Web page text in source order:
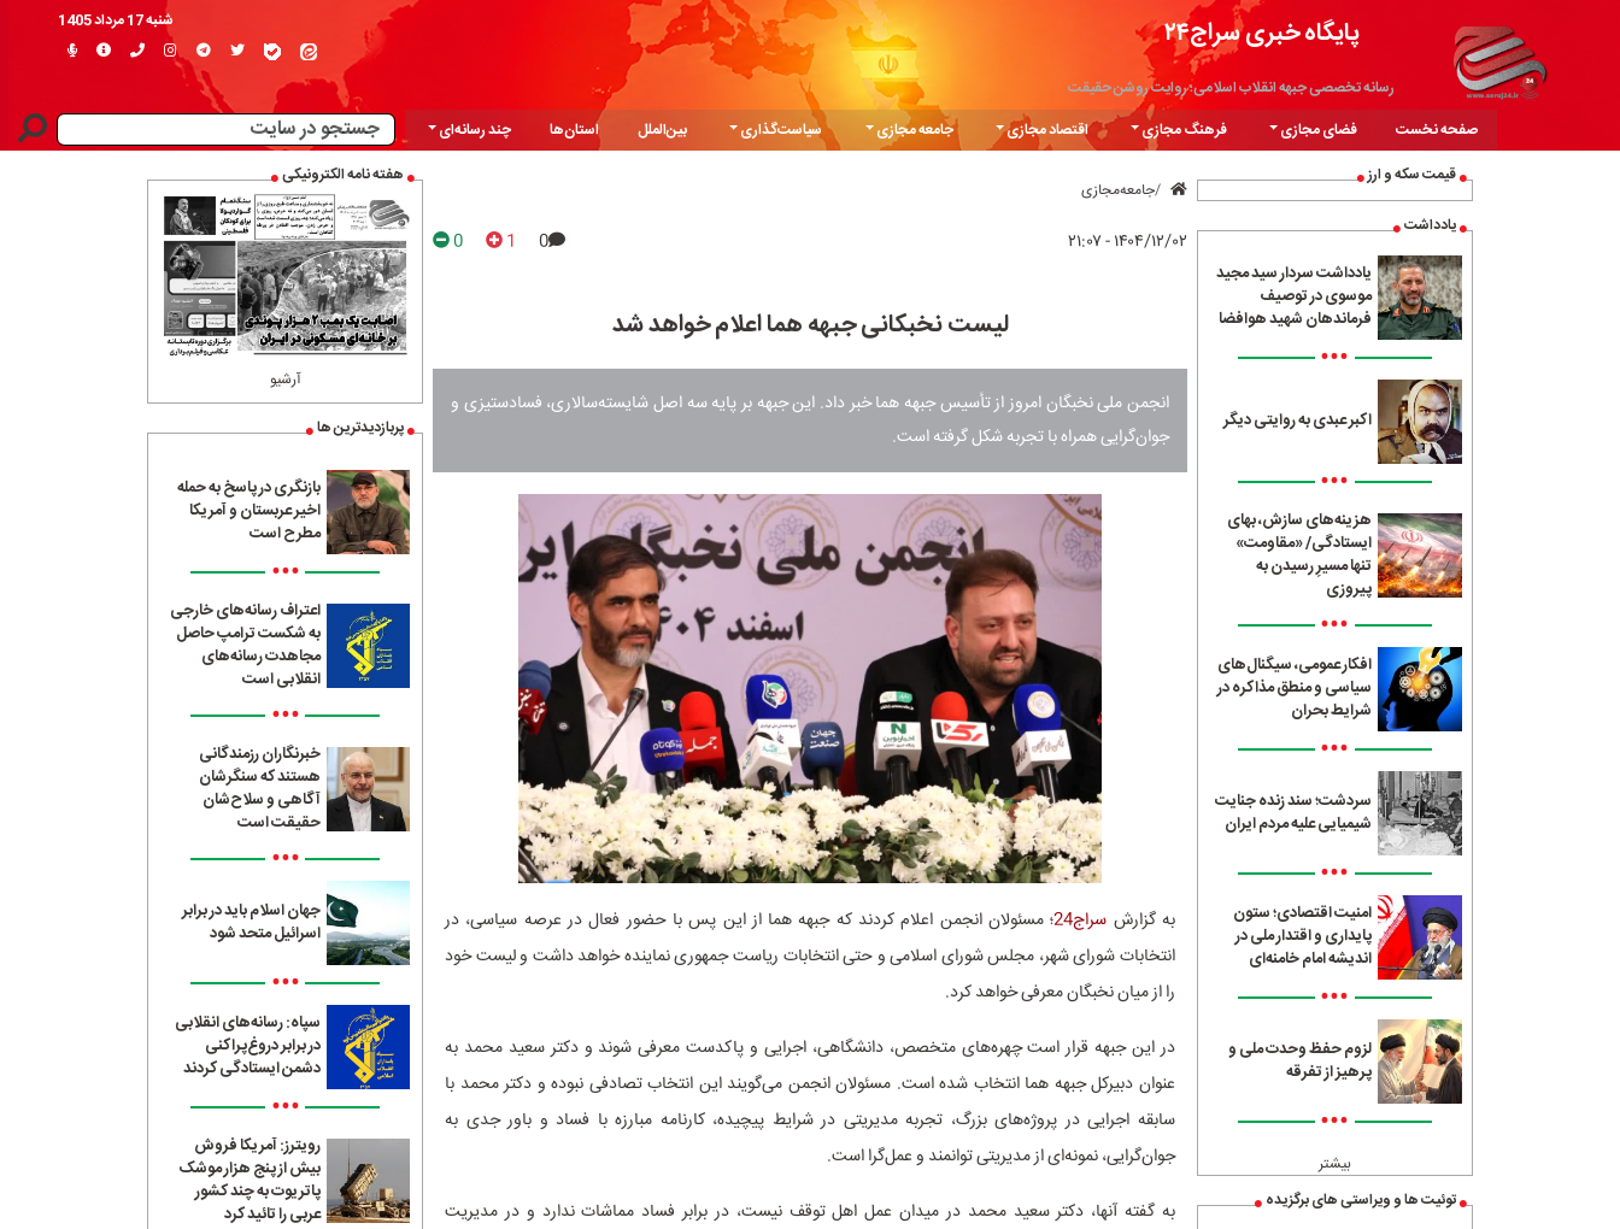
پایگاه خبری سراج۲۴
رسانه تخصصی جبهه انقلاب اسلامی؛ روایت روشن حقیقت
شنبه 17 مرداد 1405
صفحه نخست فضای مجازی فرهنگ مجازی اقتصاد مجازی جامعه مجازی سیاست‌گذاری بین‌الملل استان‌ها
چند رسانه‌ای
قیمت سکه و ارز
یادداشت
یادداشت سردار سید مجید
موسوی در توصیف
فرماندهان شهید هوافضا
•••
اکبر عبدی به روایتی دیگر
•••
هزینه‌های سازش، بهای
ایستادگی/ «مقاومت»
تنها مسیرِ رسیدن به
پیروزی
•••
افکار عمومی، سیگنال‌های
سیاسی و منطق مذاکره در
شرایط بحران
•••
سردشت؛ سند زنده جنایت
شیمیایی علیه مردم ایران
•••
امنیت اقتصادی؛ ستون
پایداری و اقتدار ملی در
اندیشه امام خامنه‌ای
•••
لزوم حفظ وحدت ملی و
پرهیز از تفرقه
•••
بیشتر
توئیت ها و ویراستی های برگزیده
جامعه‌مجازی
۱۴۰۴/۱۲/۰۲ - ۲۱:۰۷ 0
1
0
لیست نخبکانی جبهه هما اعلام خواهد شد
انجمن ملی نخبگان امروز از تأسیس جبهه هما خبر داد. این جبهه بر پایه سه اصل شایسته‌سالاری، فسادستیزی و
جوان‌گرایی همراه با تجربه شکل گرفته است.
به گزارش سراج24
؛ مسئولان انجمن اعلام کردند که جبهه هما از این پس با حضور فعال در عرصه سیاسی، در
انتخابات شورای شهر، مجلس شورای اسلامی و حتی انتخابات ریاست جمهوری نماینده خواهد داشت و لیست خود
را از میان نخبگان معرفی خواهد کرد.
در این جبهه قرار است چهره‌های متخصص، دانشگاهی، اجرایی و پاکدست معرفی شوند و دکتر سعید محمد به
عنوان دبیرکل جبهه هما انتخاب شده است. مسئولان انجمن می‌گویند این انتخاب تصادفی نبوده و دکتر محمد با
سابقه اجرایی در پروژه‌های بزرگ، تجربه مدیریتی در شرایط پیچیده، کارنامه مبارزه با فساد و باور جدی به
جوان‌گرایی، نمونه‌ای از مدیریتی توانمند و عمل‌گرا است.
به گفته آنها، دکتر سعید محمد در میدان عمل اهل توقف نیست، در برابر فساد مماشات ندارد و در مدیریت
هفته نامه الکترونیکی
آرشیو
پربازدیدترین ها
بازنگری در پاسخ به حمله
اخیر عربستان و آمریکا
مطرح است
•••
اعتراف رسانه‌های خارجی
به شکست ترامپ حاصل
مجاهدت رسانه‌های
انقلابی است
•••
خبرنگاران رزمندگانی
هستند که سنگرشان
آگاهی و سلاح‌شان
حقیقت است
•••
جهان اسلام باید در برابر
اسرائیل متحد شود
•••
سپاه: رسانه‌های انقلابی
در برابر دروغ‌پراکنی
دشمن ایستادگی کردند
•••
رویترز: آمریکا فروش
بیش از پنج هزار موشک
پاتریوت به چند کشور
عربی را تائید کرد